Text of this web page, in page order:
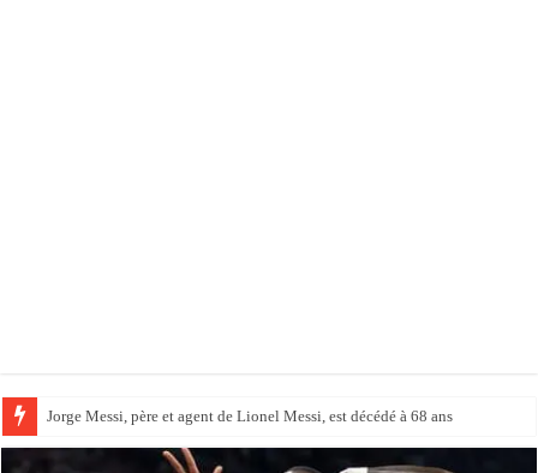
Jorge Messi, père et agent de Lionel Messi, est décédé à 68 ans
Vinícius Júnior prolonge jusqu’en 2032 et s’inscrit dans la légende